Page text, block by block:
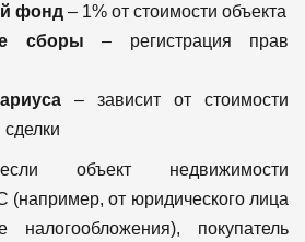
фонд – 1% от стоимости объекта
сборы – регистрация прав
– зависит от стоимости
объект недвижимости
(например, от юридического лица
покупатель